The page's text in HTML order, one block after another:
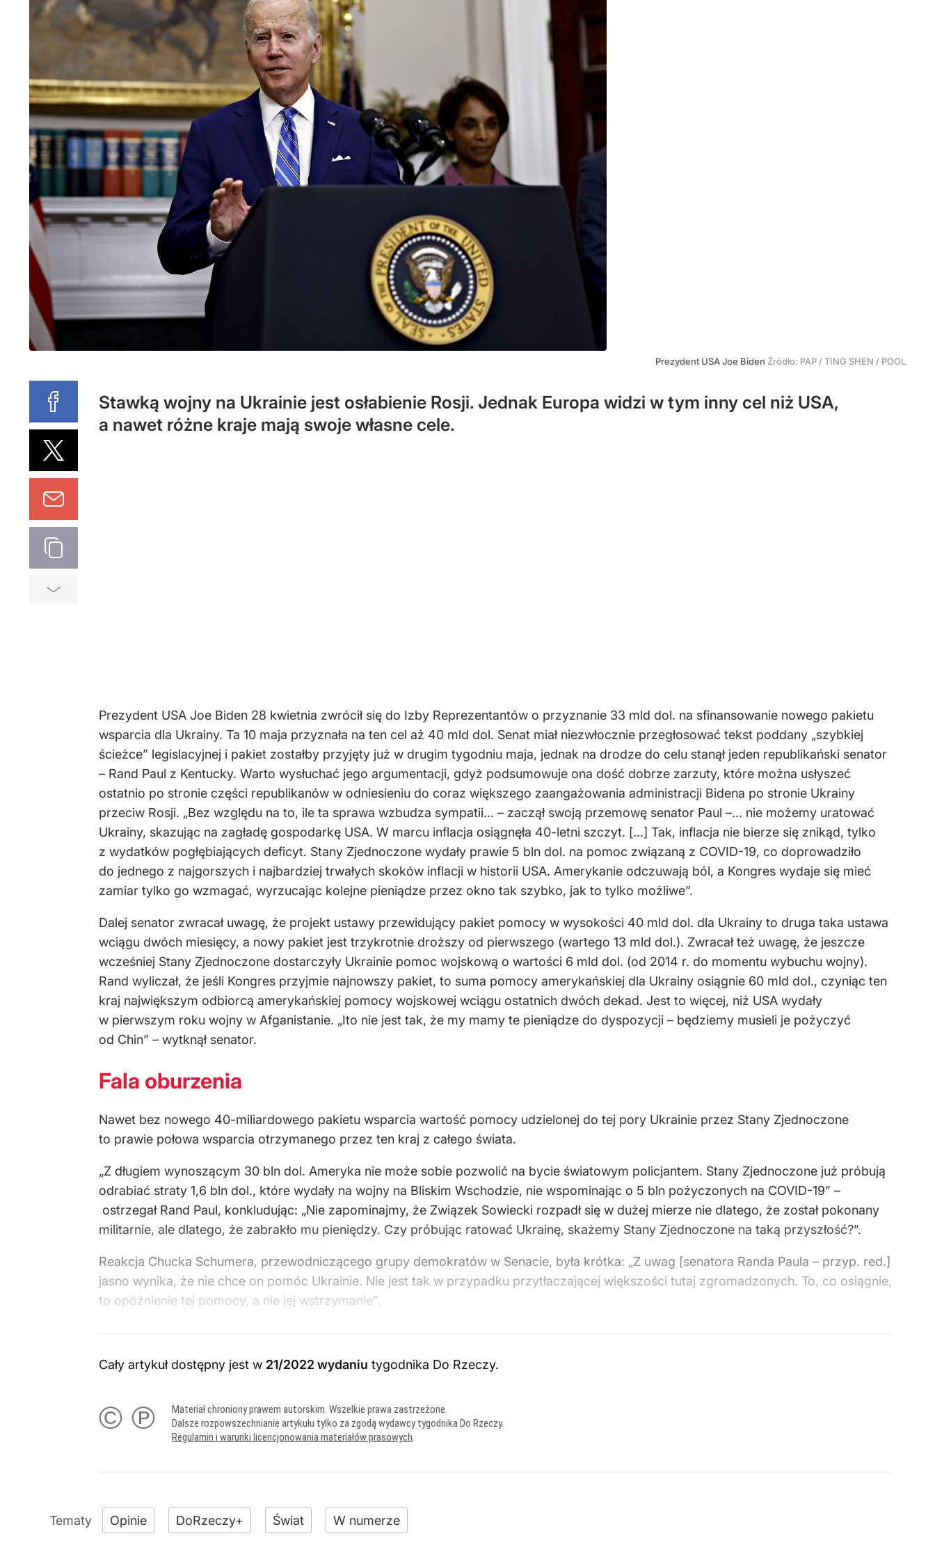
Prezydent USA Joe Biden Źródło: PAP /TING SHEN / POOL
Stawką wojny na Ukrainie jest osłabienie Rosji. Jednak Europa widzi w tym inny cel niż USA,
a nawet różne kraje mają swoje własne cele.
Prezydent USA Joe Biden 28 kwietnia zwrócił się do Izby Reprezentantów o przyznanie 33 mld dol. na sfinansowanie nowego pakietu
wsparcia dla Ukrainy. Ta 10 maja przyznała na ten cel aż 40 mld dol. Senat miał niezwłocznie przegłosować tekst poddany „szybkiej
ścieżce” legislacyjnej i pakiet zostałby przyjęty już w drugim tygodniu maja, jednak na drodze do celu stanął jeden republikański senator
– Rand Paul z Kentucky. Warto wysłuchać jego argumentacji, gdyż podsumowuje ona dość dobrze zarzuty, które można usłyszeć
ostatnio po stronie części republikanów w odniesieniu do coraz większego zaangażowania administracji Bidena po stronie Ukrainy
przeciw Rosji. „Bez względu na to, ile ta sprawa wzbudza sympatii... – zaczął swoją przemowę senator Paul –... nie możemy uratować
Ukrainy, skazując na zagładę gospodarkę USA. W marcu inflacja osiągnęła 40-letni szczyt. [...] Tak, inflacja nie bierze się znikąd, tylko
z wydatków pogłębiających deficyt. Stany Zjednoczone wydały prawie 5 bln dol. na pomoc związaną z COVID-19, co doprowadziło
do jednego z najgorszych i najbardziej trwałych skoków inflacji w historii USA. Amerykanie odczuwają ból, a Kongres wydaje się mieć
zamiar tylko go wzmagać, wyrzucając kolejne pieniądze przez okno tak szybko, jak to tylko możliwe”.
Dalej senator zwracał uwagę, że projekt ustawy przewidujący pakiet pomocy w wysokości 40 mld dol. dla Ukrainy to druga taka ustawa
wciągu dwóch miesięcy, a nowy pakiet jest trzykrotnie droższy od pierwszego (wartego 13 mld dol.). Zwracał też uwagę, że jeszcze
wcześniej Stany Zjednoczone dostarczyły Ukrainie pomoc wojskową o wartości 6 mld dol. (od 2014 r. do momentu wybuchu wojny).
Rand wyliczał, że jeśli Kongres przyjmie najnowszy pakiet, to suma pomocy amerykańskiej dla Ukrainy osiągnie 60 mld dol., czyniąc ten
kraj największym odbiorcą amerykańskiej pomocy wojskowej wciągu ostatnich dwóch dekad. Jest to więcej, niż USA wydały
w pierwszym roku wojny w Afganistanie. „Ito nie jest tak, że my mamy te pieniądze do dyspozycji – będziemy musieli je pożyczyć
od Chin” – wytknął senator.
Fala oburzenia
Nawet bez nowego 40-miliardowego pakietu wsparcia wartość pomocy udzielonej do tej pory Ukrainie przez Stany Zjednoczone
to prawie połowa wsparcia otrzymanego przez ten kraj z całego świata.
„Z długiem wynoszącym 30 bln dol. Ameryka nie może sobie pozwolić na bycie światowym policjantem. Stany Zjednoczone już próbują
odrabiać straty 1,6 bln dol., które wydały na wojny na Bliskim Wschodzie, nie wspominając o 5 bln pożyczonych na COVID-19” –
ostrzegał Rand Paul, konkludując: „Nie zapominajmy, że Związek Sowiecki rozpadł się w dużej mierze nie dlatego, że został pokonany
militarnie, ale dlatego, że zabrakło mu pieniędzy. Czy próbując ratować Ukrainę, skażemy Stany Zjednoczone na taką przyszłość?”.
Reakcja Chucka Schumera, przewodniczącego grupy demokratów w Senacie, była krótka: „Z uwag [senatora Randa Paula – przyp. red.]
jasno wynika, że nie chce on pomóc Ukrainie. Nie jest tak w przypadku przytłaczającej większości tutaj zgromadzonych. To, co osiągnie,
to opóźnienie tej pomocy, a nie jej wstrzymanie”.
Cały artykuł dostępny jest w 21/2022 wydaniu tygodnika Do Rzeczy.
© ℗
Materiał chroniony prawem autorskim. Wszelkie prawa zastrzeżone.
Dalsze rozpowszechnianie artykułu tylko za zgodą wydawcy tygodnika Do Rzeczy.
Regulamin i warunki licencjonowania materiałów prasowych.
Opinie DoRzeczy+ Świat W numerze